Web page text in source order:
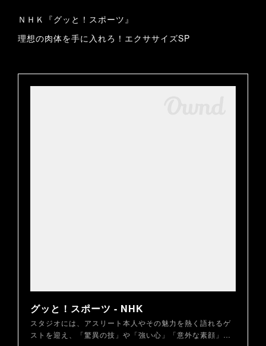
ＮＨＫ『グッと！スポーツ』
理想の肉体を手に入れろ！エクササイズSP
グッと！スポーツ - NHK
スタジオには、アスリート本人やその魅力を熱く語れるゲ
ストを迎え、「驚異の技」や「強い心」「意外な素顔」…